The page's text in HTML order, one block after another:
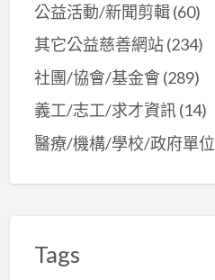
公益活動/新聞剪輯(60)
其它公益慈善網站(234)
社團/協會/基金會 (289)
義工/志工/求才資訊(14)
醫療/機構/學校/政府單位
Tags